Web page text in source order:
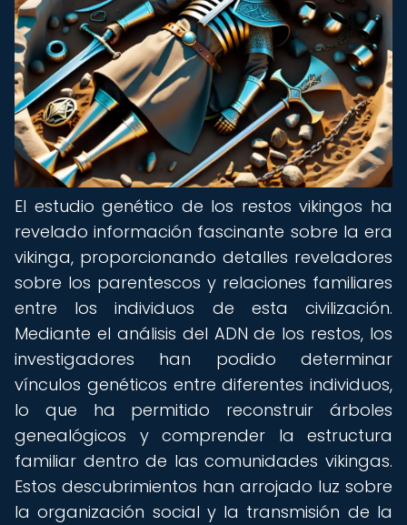
El estudio genético de los restos vikingos ha
revelado información fascinante sobre la era
vikinga, proporcionando detalles reveladores
sobre los parentescos y relaciones familiares
entre los individuos de esta civilización.
Mediante el análisis del ADN de los restos, los
investigadores han podido determinar
vínculos genéticos entre diferentes individuos,
lo que ha permitido reconstruir árboles
genealógicos y comprender la estructura
familiar dentro de las comunidades vikingas.
Estos descubrimientos han arrojado luz sobre
la organización social y la transmisión de la